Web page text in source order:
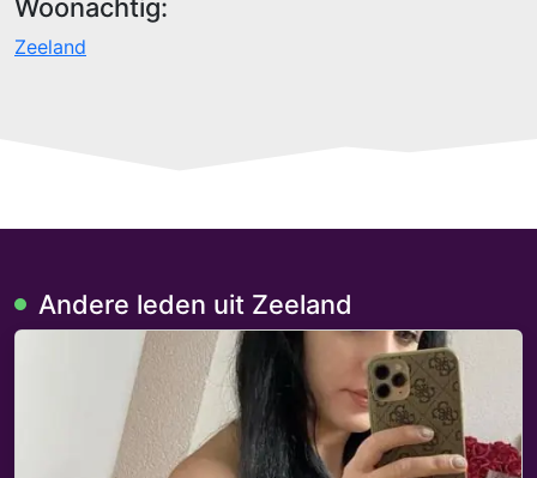
Woonachtig:
Zeeland
Andere leden uit Zeeland